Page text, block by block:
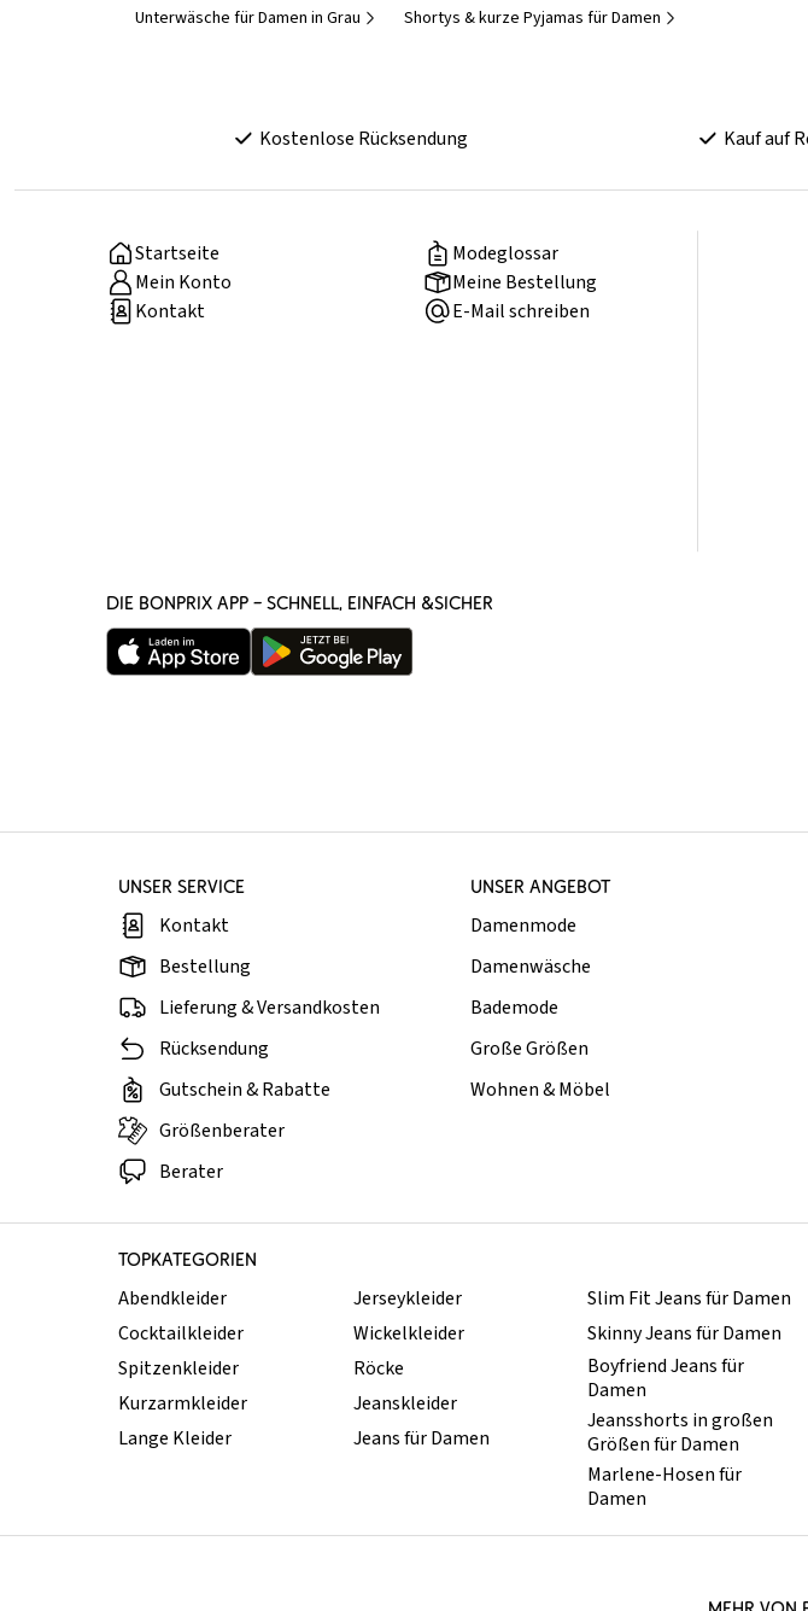
Unterwäsche für Damen in Grau Shortys & kurze Pyjamas für Damen
Kostenlose Rücksendung Kauf auf
Startseite
Modeglossar
Mein Konto
Meine Bestellung
Kontakt
E-Mail schreiben
DIE BONPRIX APP – SCHNELL, EINFACH &SICHER
UNSER SERVICE
Kontakt
Bestellung
Lieferung & Versandkosten
Rücksendung
Gutschein & Rabatte
Größenberater
Berater
UNSER ANGEBOT
Damenmode
Damenwäsche
Bademode
Große Größen
Wohnen & Möbel
TOPKATEGORIEN
Abendkleider
Cocktailkleider
Spitzenkleider
Kurzarmkleider
Lange Kleider
Jerseykleider
Wickelkleider
Röcke
Jeanskleider
Jeans für Damen
Slim Fit Jeans für Damen
Skinny Jeans für Damen
Boyfriend Jeans für
Damen
Jeansshorts in großen
Größen für Damen
Marlene-Hosen für
Damen